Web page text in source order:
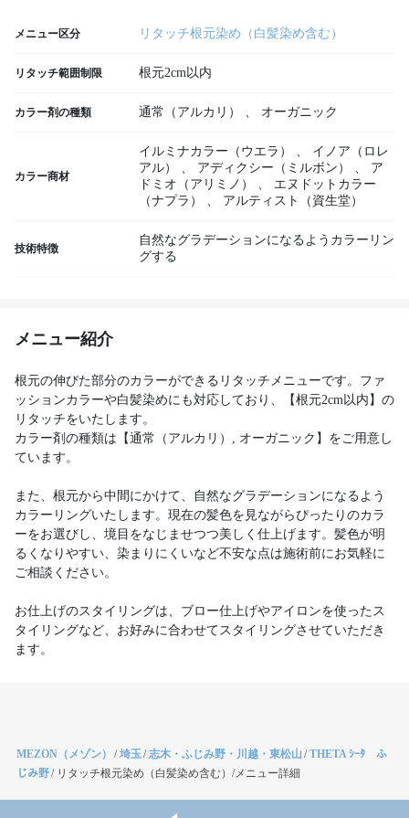
メニュー区分 リタッチ根元染め（白髪染め含む）
リタッチ範囲制限 根元2cm以内
カラー剤の種類 通常（アルカリ） 、 オーガニック
カラー商材
イルミナカラー（ウエラ） 、
イノア（ロレ
アル）
、 アディクシー（ミルボン） 、
ア
ドミオ（アリミノ）
、
エヌドットカラー
（ナプラ）
、 アルティスト（資生堂）
技術特徴
自然なグラデーションになるようカラーリン
グする
メニュー紹介
根元の伸びた部分のカラーができるリタッチメニューです。ファ
ッションカラーや白髪染めにも対応しており、【根元2cm以内】の
リタッチをいたします。
カラー剤の種類は【通常（アルカリ）, オーガニック】をご用意し
ています。
また、根元から中間にかけて、自然なグラデーションになるよう
カラーリングいたします。現在の髪色を見ながらぴったりのカラ
ーをお選びし、境目をなじませつつ美しく仕上げます。髪色が明
るくなりやすい、染まりにくいなど不安な点は施術前にお気軽に
ご相談ください。
お仕上げのスタイリングは、ブロー仕上げやアイロンを使ったス
タイリングなど、お好みに合わせてスタイリングさせていただき
ます。
MEZON（メゾン） /埼玉/志木・ふじみ野・川越・東松山 /THETA ｼｰﾀ ふ
じみ野/ リタッチ根元染め（白髪染め含む）/メニュー詳細